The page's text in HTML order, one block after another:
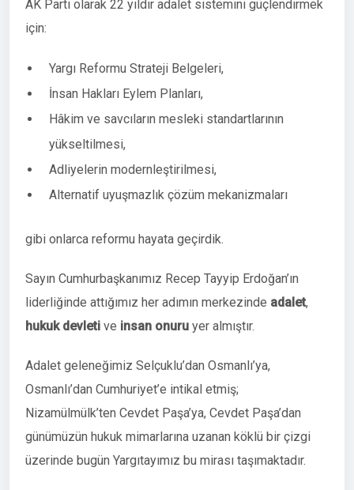
AK Parti olarak 22 yıldır adalet sistemini güçlendirmek
için:
Yargı Reformu Strateji Belgeleri,
İnsan Hakları Eylem Planları,
Hâkim ve savcıların mesleki standartlarının
yükseltilmesi,
Adliyelerin modernleştirilmesi,
Alternatif uyuşmazlık çözüm mekanizmaları
gibi onlarca reformu hayata geçirdik.
Sayın Cumhurbaşkanımız Recep Tayyip Erdoğan’ın
liderliğinde attığımız her adımın merkezinde adalet,
hukuk devleti ve insan onuru yer almıştır.
Adalet geleneğimiz Selçuklu’dan Osmanlı’ya,
Osmanlı’dan Cumhuriyet’e intikal etmiş;
Nizamülmülk’ten Cevdet Paşa’ya, Cevdet Paşa’dan
günümüzün hukuk mimarlarına uzanan köklü bir çizgi
üzerinde bugün Yargıtayımız bu mirası taşımaktadır.